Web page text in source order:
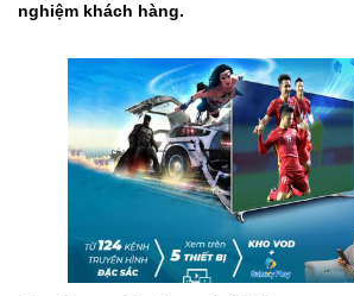
nghiệm khách hàng.